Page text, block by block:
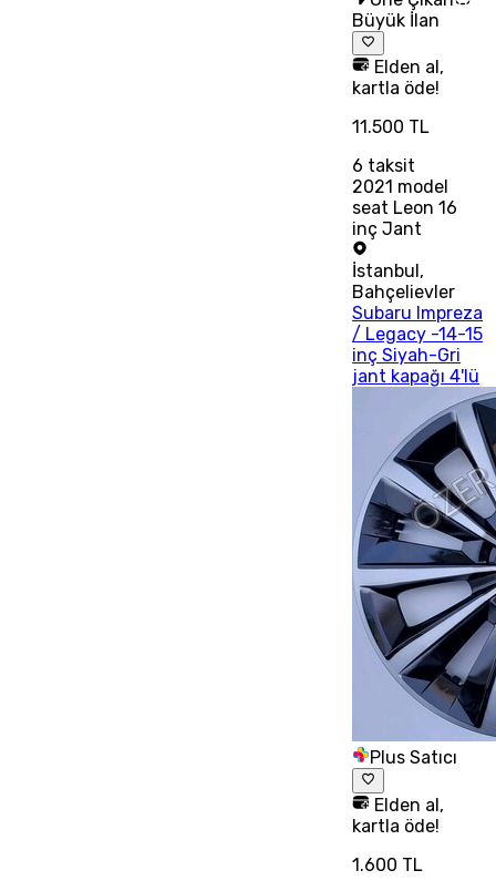
Büyük İlan
Elden al,
kartla öde!
11.500 TL
6 taksit
2021 model
seat Leon 16
inç Jant
İstanbul ,
Bahçelievler
Subaru Impreza
/ Legacy -14-15
inç Siyah-Gri
jant kapağı 4'lü
Plus Satıcı
Elden al,
kartla öde!
1.600 TL